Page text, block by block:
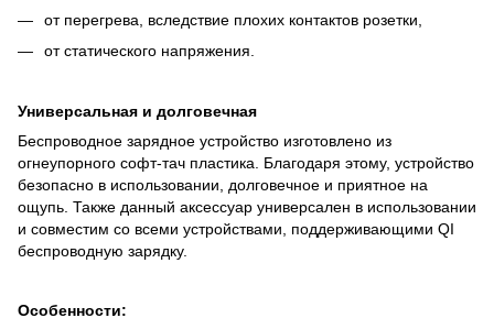
от перегрева, вследствие плохих контактов розетки,
от статического напряжения.
Универсальная и долговечная
Беспроводное зарядное устройство изготовлено из
огнеупорного софт-тач пластика. Благодаря этому, устройство
безопасно в использовании, долговечное и приятное на
ощупь. Также данный аксессуар универсален в использовании
и совместим со всеми устройствами, поддерживающими QI
беспроводную зарядку.
Особенности: